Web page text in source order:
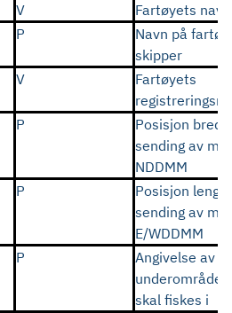
V
Fartøyets navn
P
Navn på
skipper
V
Fartøyets
P
Posisjon
sending av
NDDMM
P
Posisjon
sending av
E/WDDMM
P
Angivelse av
underområde
skal fiskes i